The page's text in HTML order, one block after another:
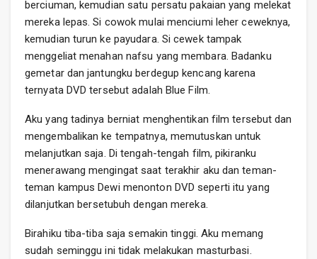
berciuman, kemudian satu persatu pakaian yang melekat
mereka lepas. Si cowok mulai menciumi leher ceweknya,
kemudian turun ke payudara. Si cewek tampak
menggeliat menahan nafsu yang membara. Badanku
gemetar dan jantungku berdegup kencang karena
ternyata DVD tersebut adalah Blue Film.
Aku yang tadinya berniat menghentikan film tersebut dan
mengembalikan ke tempatnya, memutuskan untuk
melanjutkan saja. Di tengah-tengah film, pikiranku
menerawang mengingat saat terakhir aku dan teman-
teman kampus Dewi menonton DVD seperti itu yang
dilanjutkan bersetubuh dengan mereka.
Birahiku tiba-tiba saja semakin tinggi. Aku memang
sudah seminggu ini tidak melakukan masturbasi.